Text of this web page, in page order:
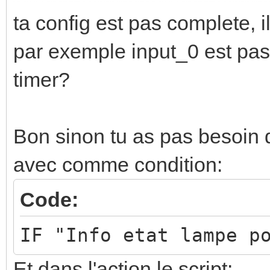
frequency="10000"
poisson"
type="WebOutputLight"
pnp-
</
</calaos:home>
<calaos:action
<calaos:script
[CDATA[local
local test_lampe2 =
ta config est pas complete,
par exemple input_0 est
timer?
Bon sinon tu as pas besoin
avec comme condition:
Code:
IF "Info etat lampe